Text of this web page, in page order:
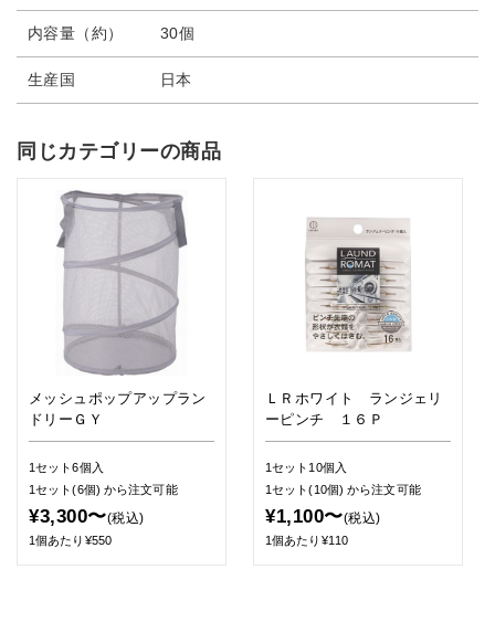
内容量（約） 30個
生産国 日本
同じカテゴリーの商品
メッシュポップアップラン
ドリーＧＹ
1セット6個入
1セット(6個) から注文可能
¥3,300〜(税込)
1個あたり¥550
ＬＲホワイト ランジェリ
ーピンチ １６Ｐ
1セット10個入
1セット(10個)から注文可能
¥1,100〜(税込)
1個あたり¥110